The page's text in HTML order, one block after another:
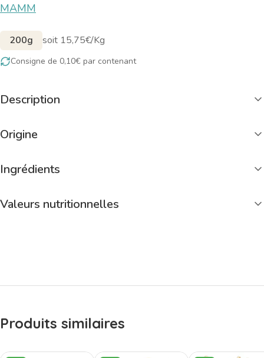
MAMM
200g soit 15,75€/Kg
Consigne de 0,10€ par contenant
Description
Origine
Ingrédients
Valeurs nutritionnelles
Produits similaires